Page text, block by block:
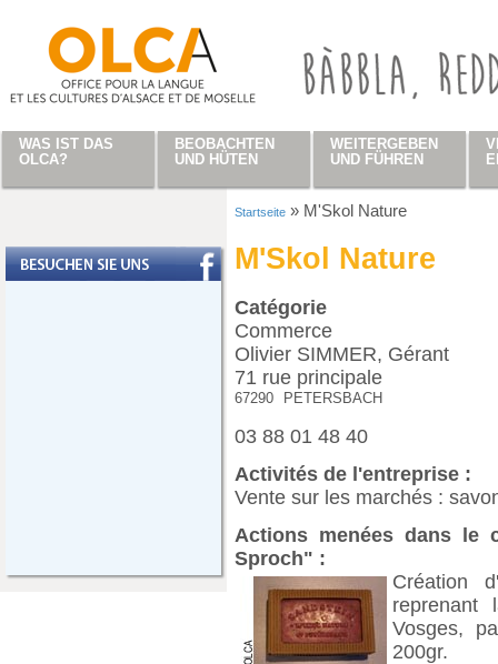
Startseite » M'Skol Nature
M'Skol Nature
Catégorie
Commerce
Olivier SIMMER, Gérant
71 rue principale
67290 PETERSBACH
03 88 01 48 40
Activités de l'entreprise :
Vente sur les marchés :
Actions menées dans le
Sproch" :
Création
Vosges,
200gr.
WAS IST DAS
OLCA?
BEOBACHTEN
UND HÜTEN
WEITERGEBEN
UND FÜHREN